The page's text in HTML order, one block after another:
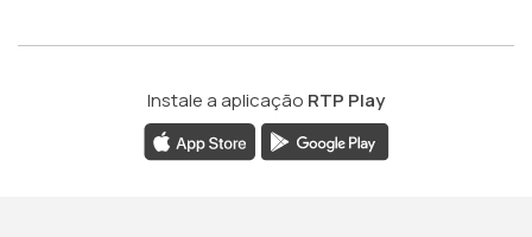
Instale a aplicação RTP Play